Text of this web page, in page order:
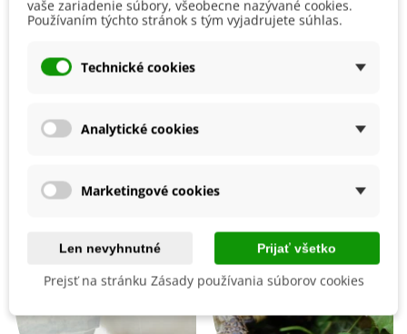
Trávna Zmes
Špeciálna
Mohli byste ešte potrebovať
vaše zariadenie súbory, všeobecne nazývané cookies.
Používaním týchto stránok s tým vyjadrujete súhlas.
Technické cookies
Analytické cookies
Marketingové cookies
Len nevyhnutné Prijať všetko
Prejsť na stránku Zásady používania súborov cookies